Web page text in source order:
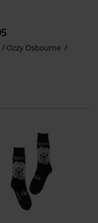
Ozzy Osbourne